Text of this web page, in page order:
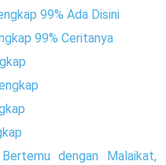
99% Ada Disini
99% Ceritanya
dengan Malaikat,